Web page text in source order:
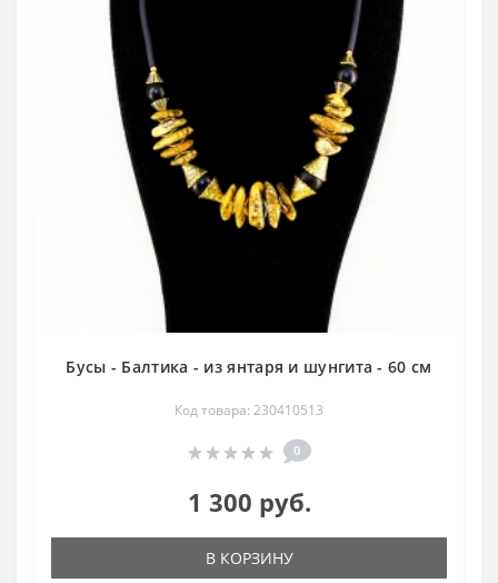
Бусы - Балтика - из янтаря и шунгита - 60 см
Код товара: 230410513
0
1 300 руб.
В КОРЗИНУ